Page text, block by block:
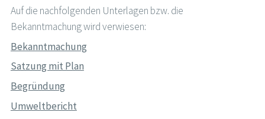
Auf die nachfolgenden Unterlagen bzw. die
Bekanntmachung wird verwiesen:
Bekanntmachung
Satzung mit Plan
Begründung
Umweltbericht